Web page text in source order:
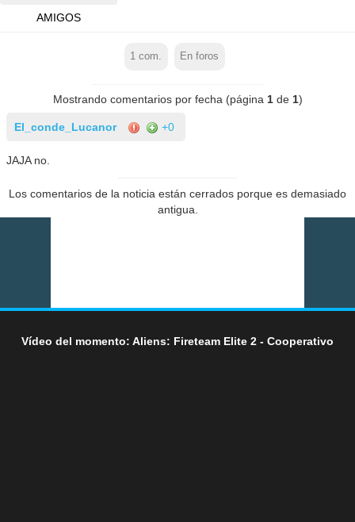
AMIGOS
1 com. En foros
Mostrando comentarios por fecha (página 1de 1)
El_conde_Lucanor +0
JAJA no.
Los comentarios de la noticia están cerrados porque es demasiado
antigua.
Vídeo del momento: Aliens: Fireteam Elite 2 - Cooperativo